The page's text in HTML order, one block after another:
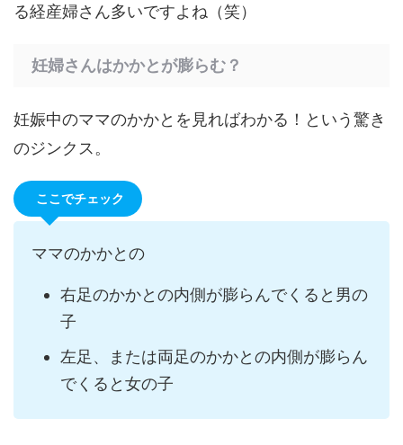
る経産婦さん多いですよね（笑）
妊婦さんはかかとが膨らむ？
妊娠中のママのかかとを見ればわかる！という驚き
のジンクス。
ここでチェック
ママのかかとの
右足のかかとの内側が膨らんでくると男の
子
左足、または両足のかかとの内側が膨らん
でくると女の子